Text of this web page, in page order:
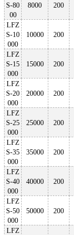
S-80
00
8000 200
LFZ
S-10
000
10000 200
LFZ
S-15
000
15000 200
LFZ
S-20
000
20000 200
LFZ
S-25
000
25000 200
LFZ
S-35
000
35000 200
LFZ
S-40
000
40000 200
LFZ
S-50
000
50000 200
LFZ